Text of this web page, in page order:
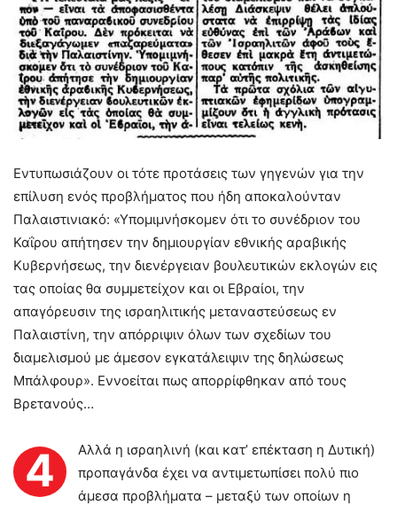
Εντυπωσιάζουν οι τότε προτάσεις των γηγενών για την
επίλυση ενός προβλήματος που ήδη αποκαλούνταν
Παλαιστινιακό: «Υπομιμνήσκομεν ότι το συνέδριον του
Καΐρου απήτησεν την δημιουργίαν εθνικής αραβικής
Κυβερνήσεως, την διενέργειαν βουλευτικών εκλογών εις
τας οποίας θα συμμετείχον και οι Εβραίοι, την
απαγόρευσιν της ισραηλιτικής μεταναστεύσεως εν
Παλαιστίνη, την απόρριψιν όλων των σχεδίων του
διαμελισμού με άμεσον εγκατάλειψιν της δηλώσεως
Μπάλφουρ». Εννοείται πως απορρίφθηκαν από τους
Βρετανούς…
4
Αλλά η ισραηλινή (και κατ’ επέκταση η Δυτική)
προπαγάνδα έχει να αντιμετωπίσει πολύ πιο
άμεσα προβλήματα – μεταξύ των οποίων η